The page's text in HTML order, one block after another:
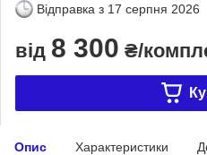
Відправка з 17 серпня 2026
від 8 300 ₴/
Опис Характеристики